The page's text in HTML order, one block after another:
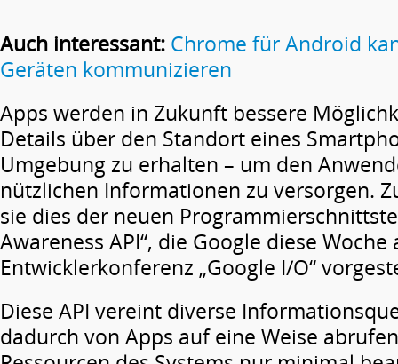
Auch interessant: Chrome für Android
Geräten kommunizieren
Apps werden in Zukunft bessere
Details über den Standort eines
Umgebung zu erhalten – um den
nützlichen Informationen zu versorgen.
sie dies der neuen
Awareness API“, die Google diese Woche
Entwicklerkonferenz „Google I/O“
Diese API vereint diverse
dadurch von Apps auf eine Weise